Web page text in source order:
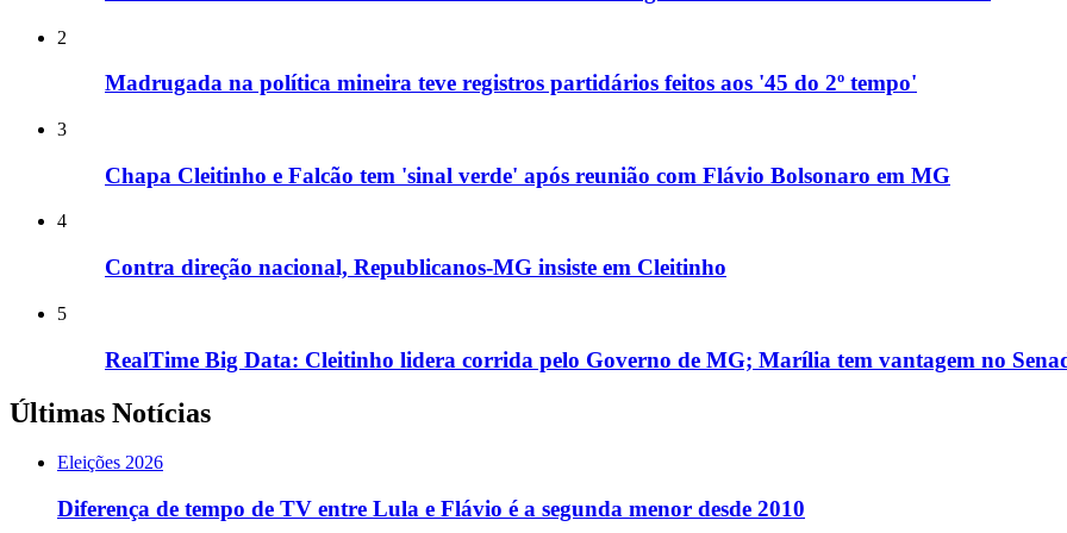
2
Madrugada na política mineira teve registros partidários feitos aos '45 do 2º tempo'
3
Chapa Cleitinho e Falcão tem 'sinal verde' após reunião com Flávio Bolsonaro em MG
4
Contra direção nacional, Republicanos-MG insiste em Cleitinho
5
RealTime Big Data: Cleitinho lidera corrida pelo Governo de MG; Marília tem vantagem no
Últimas Notícias
Eleições 2026
Diferença de tempo de TV entre Lula e Flávio é a segunda menor desde 2010